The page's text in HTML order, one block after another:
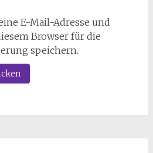
E-Mail-Adresse und
Browser für die
speichern.